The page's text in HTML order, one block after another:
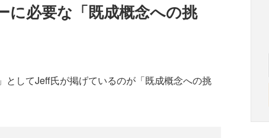
に必要な「既成概念への挑
してJeff氏が掲げているのが「既成概念への挑